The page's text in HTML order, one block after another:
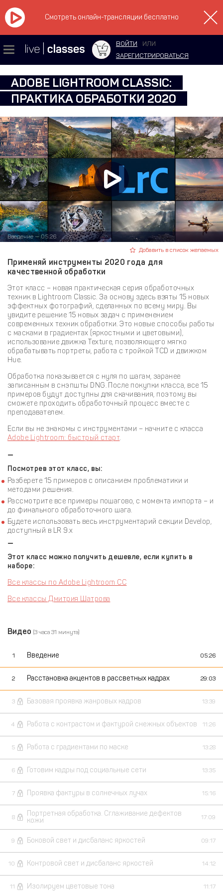
Смотреть онлайн-трансляции бесплатно
ВОЙТИ
ИЛИ
ЗАРЕГИСТРИРОВАТЬСЯ
ADOBE LIGHTROOM CLASSIC:
ПРАКТИКА ОБРАБОТКИ 2020
Введение — 05:26
Добавить в список желаемых
Применяй инструменты 2020 года для
качественной обработки
Этот класс – новая практическая серия обработочных
техник в Lightroom Classic. За основу здесь взяты 15 новых
эффектных фотографий, сделанных по всему миру. Вы
увидите решение 15 новых задач с применением
современных техник обработки. Это новые способы работы
с масками в градиентах (яркостными и цветовыми),
использование движка Texture, позволяющего мягко
обрабатывать портреты, работа с тройкой TCD и движком
Hue.
Обработка показывается с нуля по шагам, заранее
записанным в снэпшты DNG. После покупки класса, все 15
примеров будут доступны для скачивания, поэтому вы
сможете проходить обработочный процесс вместе с
преподавателем.
Если вы не знакомы с инструментами – начните с класса
Adobe Lightroom: быстрый старт.
—
Посмотрев этот класс, вы:
Разберете 15 примеров с описанием проблематики и
методами решения.
Рассмотрите все примеры пошагово, с момента импорта – и
до финального обработочного шага.
Будете использовать весь инструментарий секции Develop,
доступный в LR 9.х
—
Этот класс можно получить дешевле, если купить в
наборе:
Все классы по Adobe Lightroom CC
Все классы Дмитрия Шатрова
Видео (3 часа 31 минута)
1 Введение 05:26
2 Расстановка акцентов в рассветных кадрах 29:03
3 Базовая проявка жанровых кадров 13:39
4 Работа с контрастом и фактурой снежных объектов 11:26
5 Работа с градиентами по маске 13:28
6 Готовим кадры под социальные сети 13:35
7 Проявка фактуры в солнечных лучах 15:16
8
Портретная обработка. Сглаживание дефектов
кожи
17:09
9 Боковой свет и дисбаланс яркостей 09:17
10 Контровой свет и дисбаланс яркостей 14:12
11 Изолируем цветовые тона 11:17